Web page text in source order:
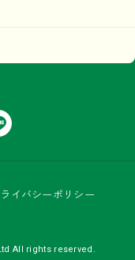
イバシーポリシー
All rights reserved.